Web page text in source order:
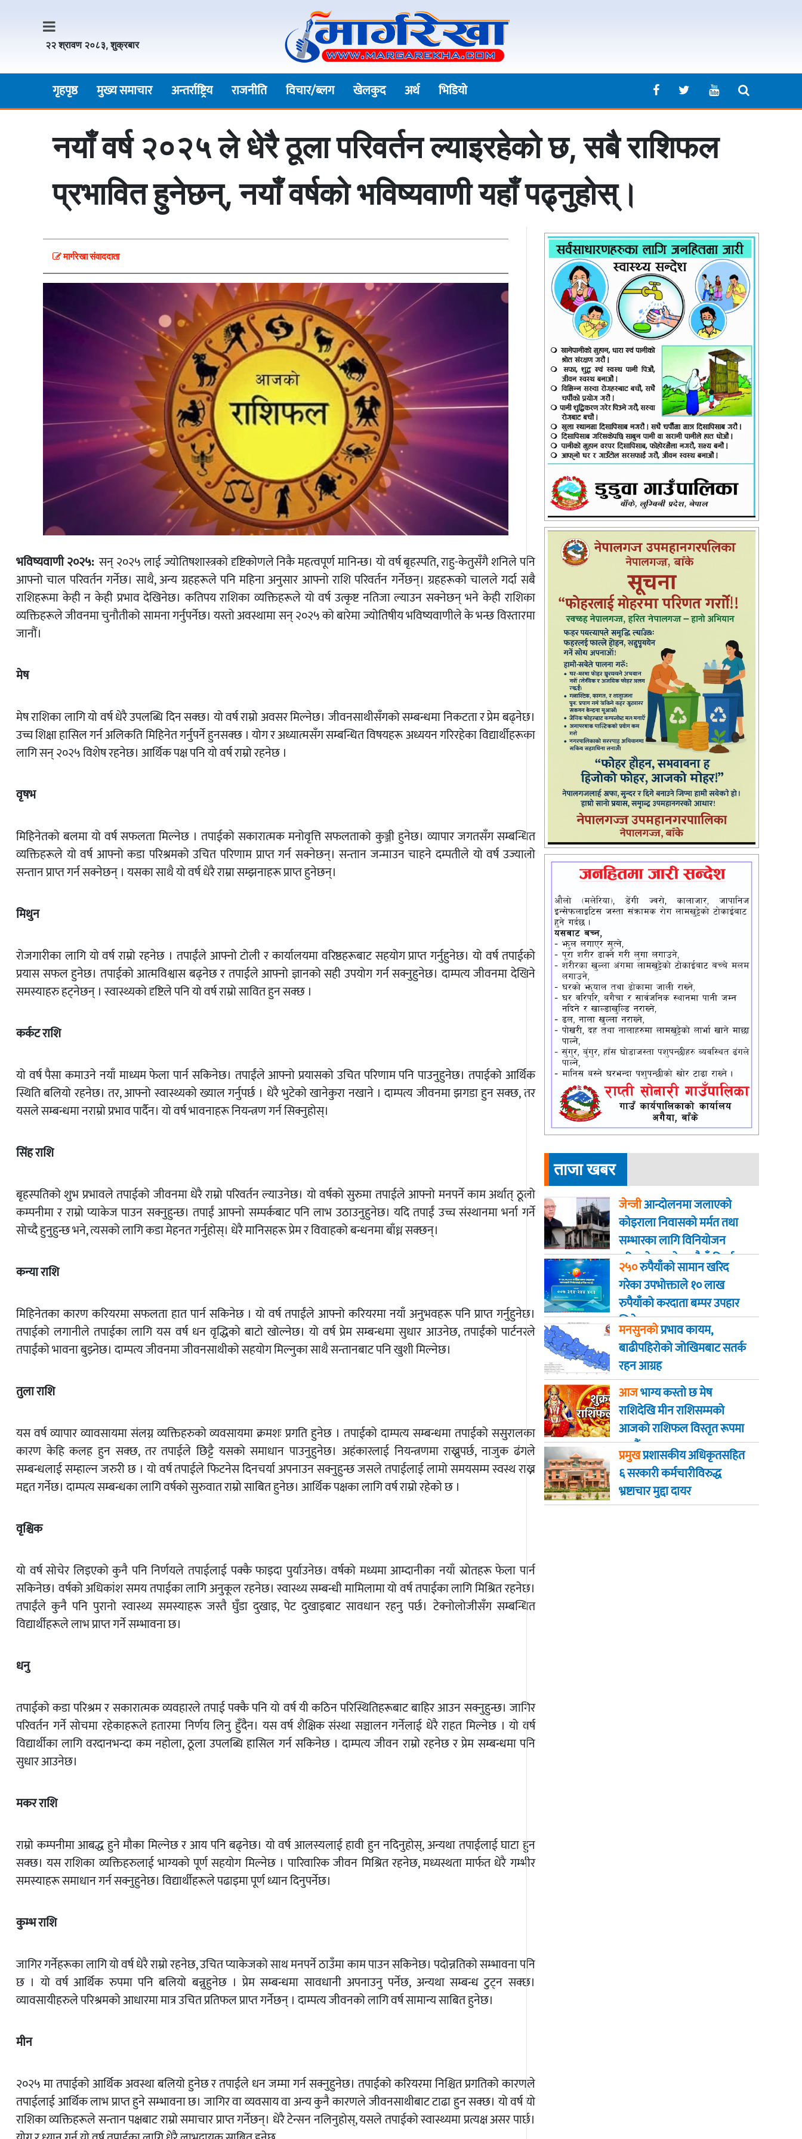
२२ श्रावण २०८३, शुक्रबार
गृहपृष्ठ मुख्य समाचार अन्तर्राष्ट्रिय राजनीति विचार/ब्लग खेलकुद अर्थ भिडियाे
नयाँ वर्ष २०२५ ले धेरै ठूला परिवर्तन ल्याइरहेको छ, सबै राशिफल
प्रभावित हुनेछन्, नयाँ वर्षको भविष्यवाणी यहाँ पढ्नुहोस्।
मार्गरेखा संवाददाता
भविष्यवाणी २०२५:सन् २०२५ लाई ज्योतिषशास्त्रको दृष्टिकोणले निकै महत्वपूर्ण मानिन्छ। यो वर्ष बृहस्पति, राहु-केतुसँगै शनिले पनि
आफ्नो चाल परिवर्तन गर्नेछ। साथै, अन्य ग्रहहरूले पनि महिना अनुसार आफ्नो राशि परिवर्तन गर्नेछन्। ग्रहहरूको चालले गर्दा सबै
राशिहरूमा केही न केही प्रभाव देखिनेछ। कतिपय राशिका व्यक्तिहरूले यो वर्ष उत्कृष्ट नतिजा ल्याउन सक्नेछन् भने केही राशिका
व्यक्तिहरूले जीवनमा चुनौतीको सामना गर्नुपर्नेछ। यस्तो अवस्थामा सन् २०२५ को बारेमा ज्योतिषीय भविष्यवाणीले के भन्छ विस्तारमा
जानौं।
मेष
मेष राशिका लागि यो वर्ष धेरै उपलब्धि दिन सक्छ। यो वर्ष राम्रो अवसर मिल्नेछ। जीवनसाथीसँगको सम्बन्धमा निकटता र प्रेम बढ्नेछ।
उच्च शिक्षा हासिल गर्न अलिकति मिहिनेत गर्नुपर्ने हुनसक्छ । योग र अध्यात्मसँग सम्बन्धित विषयहरू अध्ययन गरिरहेका विद्यार्थीहरूका
लागि सन् २०२५ विशेष रहनेछ। आर्थिक पक्ष पनि यो वर्ष राम्रो रहनेछ ।
वृषभ
मिहिनेतको बलमा यो वर्ष सफलता मिल्नेछ । तपाईको सकारात्मक मनोवृत्ति सफलताको कुञ्जी हुनेछ। व्यापार जगतसँग सम्बन्धित
व्यक्तिहरूले यो वर्ष आफ्नो कडा परिश्रमको उचित परिणाम प्राप्त गर्न सक्नेछन्। सन्तान जन्माउन चाहने दम्पतीले यो वर्ष उज्यालो
सन्तान प्राप्त गर्न सक्नेछन् । यसका साथै यो वर्ष धेरै राम्रा सम्झनाहरू प्राप्त हुनेछन्।
मिथुन
रोजगारीका लागि यो वर्ष राम्रो रहनेछ । तपाईंले आफ्नो टोली र कार्यालयमा वरिष्ठहरूबाट सहयोग प्राप्त गर्नुहुनेछ। यो वर्ष तपाईको
प्रयास सफल हुनेछ। तपाईको आत्मविश्वास बढ्नेछ र तपाईले आफ्नो ज्ञानको सही उपयोग गर्न सक्नुहुनेछ। दाम्पत्य जीवनमा देखिने
समस्याहरु हट्नेछन् । स्वास्थ्यको दृष्टिले पनि यो वर्ष राम्रो सावित हुन सक्छ ।
कर्कट राशि
यो वर्ष पैसा कमाउने नयाँ माध्यम फेला पार्न सकिनेछ। तपाईंले आफ्नो प्रयासको उचित परिणाम पनि पाउनुहुनेछ। तपाईको आर्थिक
स्थिति बलियो रहनेछ। तर, आफ्नो स्वास्थ्यको ख्याल गर्नुपर्छ । धेरै भुटेको खानेकुरा नखाने । दाम्पत्य जीवनमा झगडा हुन सक्छ, तर
यसले सम्बन्धमा नराम्रो प्रभाव पार्दैन। यो वर्ष भावनाहरू नियन्त्रण गर्न सिक्नुहोस्।
सिंह राशि
बृहस्पतिको शुभ प्रभावले तपाईको जीवनमा धेरै राम्रो परिवर्तन ल्याउनेछ। यो वर्षको सुरुमा तपाईले आफ्नो मनपर्ने काम अर्थात् ठूलो
कम्पनीमा र राम्रो प्याकेज पाउन सक्नुहुन्छ। तपाईं आफ्नो सम्पर्कबाट पनि लाभ उठाउनुहुनेछ। यदि तपाईं उच्च संस्थानमा भर्ना गर्ने
सोच्दै हुनुहुन्छ भने, त्यसको लागि कडा मेहनत गर्नुहोस्। धेरै मानिसहरू प्रेम र विवाहको बन्धनमा बाँध्न सक्छन्।
कन्या राशि
मिहिनेतका कारण करियरमा सफलता हात पार्न सकिनेछ । यो वर्ष तपाईंले आफ्नो करियरमा नयाँ अनुभवहरू पनि प्राप्त गर्नुहुनेछ।
तपाईको लगानीले तपाईका लागि यस वर्ष धन वृद्धिको बाटो खोल्नेछ। यो वर्ष प्रेम सम्बन्धमा सुधार आउनेछ, तपाईंको पार्टनरले
तपाईंको भावना बुझ्नेछ। दाम्पत्य जीवनमा जीवनसाथीको सहयोग मिल्नुका साथै सन्तानबाट पनि खुशी मिल्नेछ।
तुला राशि
यस वर्ष व्यापार व्यावसायमा संलग्न व्यक्तिहरुको व्यवसायमा क्रमशः प्रगति हुनेछ । तपाईको दाम्पत्य सम्बन्धमा तपाईको ससुरालका
कारण केहि कलह हुन सक्छ, तर तपाईले छिट्टै यसको समाधान पाउनुहुनेछ। अहंकारलाई नियन्त्रणमा राख्नुपर्छ, नाजुक ढंगले
सम्बन्धलाई सम्हाल्न जरुरी छ । यो वर्ष तपाईले फिटनेस दिनचर्या अपनाउन सक्नुहुन्छ जसले तपाईलाई लामो समयसम्म स्वस्थ राख्न
मद्दत गर्नेछ। दाम्पत्य सम्बन्धका लागि वर्षको सुरुवात राम्रो साबित हुनेछ। आर्थिक पक्षका लागि वर्ष राम्रो रहेको छ ।
वृश्चिक
यो वर्ष सोचेर लिइएको कुनै पनि निर्णयले तपाईलाई पक्कै फाइदा पुर्याउनेछ। वर्षको मध्यमा आम्दानीका नयाँ स्रोतहरू फेला पार्न
सकिनेछ। वर्षको अधिकांश समय तपाईका लागि अनुकूल रहनेछ। स्वास्थ्य सम्बन्धी मामिलामा यो वर्ष तपाईका लागि मिश्रित रहनेछ।
तपाईंले कुनै पनि पुरानो स्वास्थ्य समस्याहरू जस्तै घुँडा दुखाइ, पेट दुखाइबाट सावधान रहनु पर्छ। टेक्नोलोजीसँग सम्बन्धित
विद्यार्थीहरूले लाभ प्राप्त गर्ने सम्भावना छ।
धनु
तपाईको कडा परिश्रम र सकारात्मक व्यवहारले तपाई पक्कै पनि यो वर्ष यी कठिन परिस्थितिहरूबाट बाहिर आउन सक्नुहुन्छ। जागिर
परिवर्तन गर्ने सोचमा रहेकाहरूले हतारमा निर्णय लिनु हुँदैन। यस वर्ष शैक्षिक संस्था सञ्चालन गर्नेलाई धेरै राहत मिल्नेछ । यो वर्ष
विद्यार्थीका लागि वरदानभन्दा कम नहोला, ठूला उपलब्धि हासिल गर्न सकिनेछ । दाम्पत्य जीवन राम्रो रहनेछ र प्रेम सम्बन्धमा पनि
सुधार आउनेछ।
मकर राशि
राम्रो कम्पनीमा आबद्ध हुने मौका मिल्नेछ र आय पनि बढ्नेछ। यो वर्ष आलस्यलाई हावी हुन नदिनुहोस्, अन्यथा तपाईलाई घाटा हुन
सक्छ। यस राशिका व्यक्तिहरुलाई भाग्यको पूर्ण सहयोग मिल्नेछ । पारिवारिक जीवन मिश्रित रहनेछ, मध्यस्थता मार्फत धेरै गम्भीर
समस्याहरू समाधान गर्न सक्नुहुनेछ। विद्यार्थीहरूले पढाइमा पूर्ण ध्यान दिनुपर्नेछ।
कुम्भ राशि
जागिर गर्नेहरूका लागि यो वर्ष धेरै राम्रो रहनेछ, उचित प्याकेजको साथ मनपर्ने ठाउँमा काम पाउन सकिनेछ। पदोन्नतिको सम्भावना पनि
छ । यो वर्ष आर्थिक रुपमा पनि बलियो बन्नुहुनेछ । प्रेम सम्बन्धमा सावधानी अपनाउनु पर्नेछ, अन्यथा सम्बन्ध टुट्न सक्छ।
व्यावसायीहरुले परिश्रमको आधारमा मात्र उचित प्रतिफल प्राप्त गर्नेछन् । दाम्पत्य जीवनको लागि वर्ष सामान्य साबित हुनेछ।
मीन
२०२५ मा तपाईको आर्थिक अवस्था बलियो हुनेछ र तपाईले धन जम्मा गर्न सक्नुहुनेछ। तपाईको करियरमा निश्चित प्रगतिको कारणले
तपाईलाई आर्थिक लाभ प्राप्त हुने सम्भावना छ। जागिर वा व्यवसाय वा अन्य कुनै कारणले जीवनसाथीबाट टाढा हुन सक्छ। यो वर्ष यो
राशिका व्यक्तिहरूले सन्तान पक्षबाट राम्रो समाचार प्राप्त गर्नेछन्। धेरै टेन्सन नलिनुहोस्, यसले तपाईको स्वास्थ्यमा प्रत्यक्ष असर पार्छ।
ताजा खबर
जेन्जीआन्दोलनमा जलाएकाे
कोइराला निवासको मर्मत तथा
सम्भारका लागि विनियोजन
गरिएको २ करोड रुपैयाँ फिर्ता
२५०रुपैयाँको सामान खरिद
गरेका उपभोक्ताले १० लाख
रुपैयाँको करदाता बम्पर उपहार
जिते
मनसुनकोप्रभाव कायम,
बाढीपहिरोको जोखिमबाट सतर्क
रहन आग्रह
आजभाग्य कस्ताे छ मेष
राशिदेखि मीन राशिसम्मको
आजको राशिफल विस्तृत रूपमा
जानौं
प्रमुखप्रशासकीय अधिकृतसहित
६ सरकारी कर्मचारीविरुद्ध
भ्रष्टाचार मुद्दा दायर